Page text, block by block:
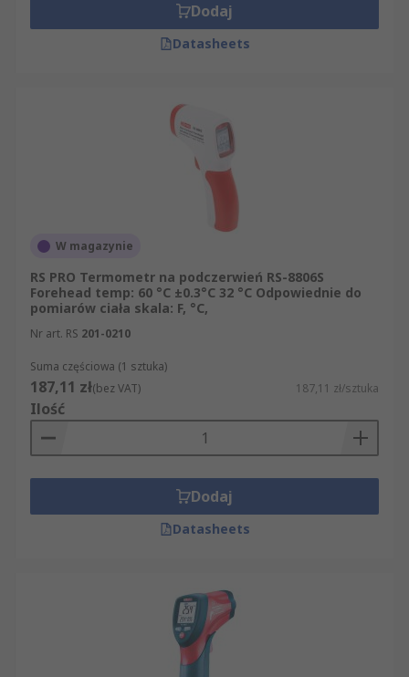
Dodaj
Datasheets
W magazynie
RS PRO Termometr na podczerwień RS-8806S
Forehead temp: 60 °C ±0.3°C 32 °C Odpowiednie do
pomiarów ciała skala: F, °C,
Nr art. RS 201-0210
Suma częściowa (1 sztuka)
187,11 zł(bez VAT) 187,11 zł/sztuka
Ilość
Dodaj
Datasheets